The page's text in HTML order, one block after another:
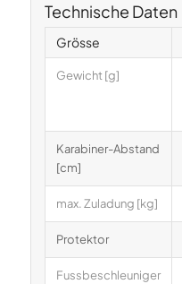
Technische Daten
Grösse
Gewicht [g]
Karabiner-Abstand
[cm]
max. Zuladung [kg]
Protektor
Fussbeschleuniger